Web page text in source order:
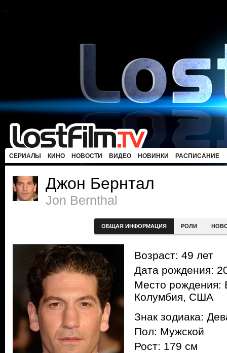
СЕРИАЛЫ КИНО НОВОСТИ ВИДЕО НОВИНКИ РАСПИСАНИЕ
Джон Бернтал
Jon Bernthal
ОБЩАЯ ИНФОРМАЦИЯ РОЛИ
Возраст: 49 лет
Дата рождения:
Место рождения:
Колумбия, США
Знак зодиака:
Пол: Мужской
Рост: 179 см